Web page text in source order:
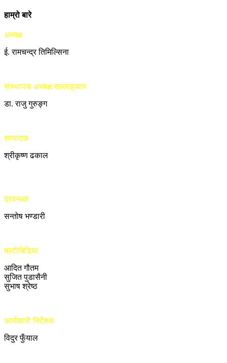
हाम्रो बारे
अध्यक्ष
ई. रामचन्द्र तिमिल्सिना
संस्थापक अध्यक्ष/सल्लाहकार
डा. राजु गुरुङ्ग
सम्पादक
श्रीकृष्ण ढकाल
प्रबन्धक
सन्तोष भण्डारी
मल्टीमिडिया
आदित गौतम
सुजित पुडासैनी
सुभाष श्रेष्ठ
कार्यकारी निर्देशक
विदुर फुँयाल